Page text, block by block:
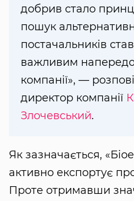
добрив стало
пошук
постачальників
важливим
компанії», —
директор компанії
Злочевський.
Як зазначається,
активно експортує
Проте отримавши